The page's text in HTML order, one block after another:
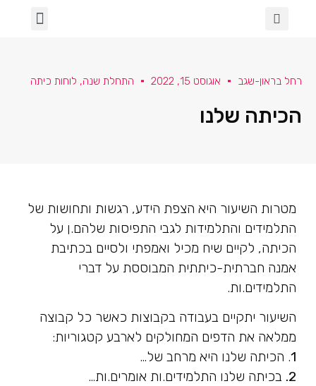
רחל בראון-שגב אוגוסט 15, 2022 התחלת שנה, לוחות כיתה
הכיתה שלנו
מטרות השיעור היא הצפת הידע, רגשות ותחושות של
התלמידים והתלמידות לגבי התפיסות שלהם.ן על
הכיתה, לקיים שיח מכיל ואמפתי ולסיים בכתיבת
אמנה חברתית-כיתתית המבוססת על דברי
התלמידים.ות.
השיעור יתקיים בעבודה בקבוצות כאשר כל קבוצה
ממלאה את הדפים המחולקים לארבע קטגוריות:
1. הכיתה שלנו היא מרחב של…
2. בכיתה שלנו התלמידים.ות אומרים.ות…